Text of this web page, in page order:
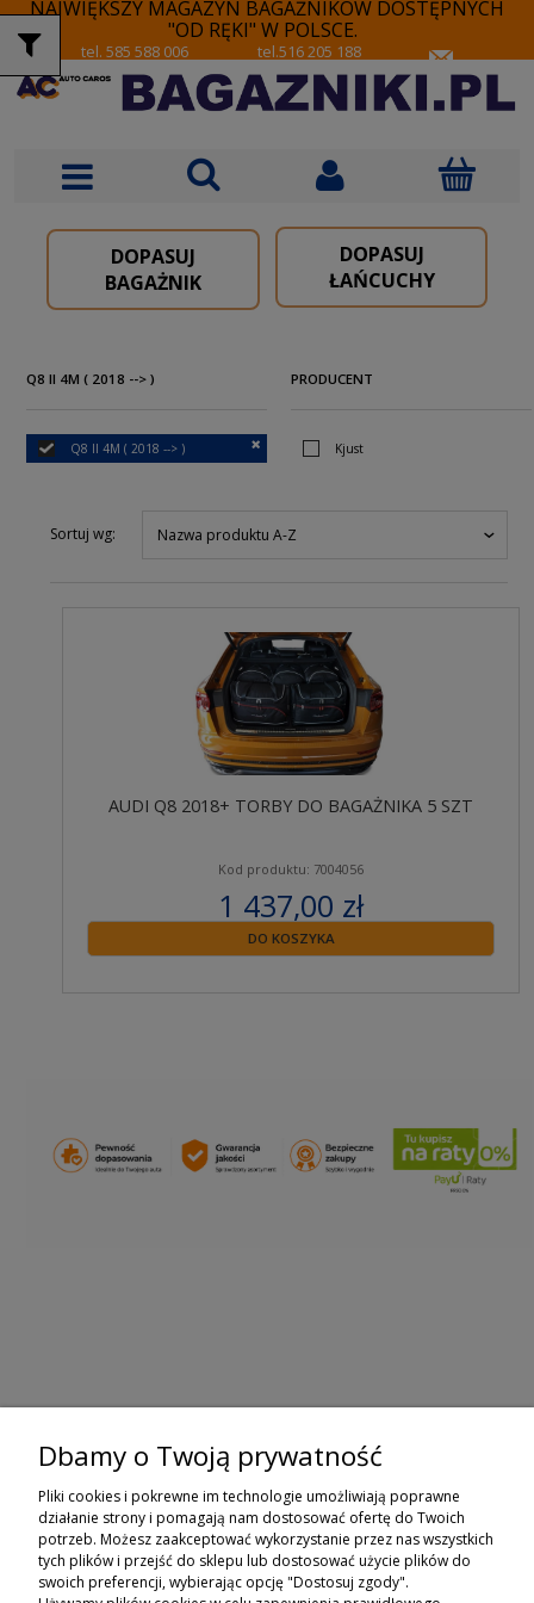
NAJWIĘKSZY MAGAZYN BAGAŻNIKÓW DOSTĘPNYCH
"OD RĘKI" W POLSCE.
tel. 585 588 006 tel.516 205 188
DOPASUJ
BAGAŻNIK
DOPASUJ
ŁAŃCUCHY
Q8 II 4M ( 2018 --> )
Q8 II 4M ( 2018 --> )
PRODUCENT
Kjust
Sortuj wg: Nazwa produktu A-Z
AUDI Q8 2018+ TORBY DO BAGAŻNIKA 5 SZT
Kod produktu: 7004056
1 437,00 zł
zawiera 23% VAT
DO KOSZYKA
ZAPISZ SIĘ DO NEWSLETTERA
ZAPISZ SIĘ
ZAKUPY
Dbamy o Twoją prywatność
Pliki cookies i pokrewne im technologie umożliwiają poprawne
działanie strony i pomagają nam dostosować ofertę do Twoich
potrzeb. Możesz zaakceptować wykorzystanie przez nas wszystkich
tych plików i przejść do sklepu lub dostosować użycie plików do
swoich preferencji, wybierając opcję "Dostosuj zgody".